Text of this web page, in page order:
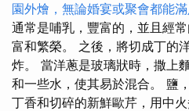
園外燴，無論婚宴或聚會都能
通常是哺乳，豐富的，並且經
富和繁榮。 之後，將切成丁的
炸。 當洋蔥是玻璃狀時，撒上
和一些水，使其易於混合。 鹽
丁香和切碎的新鮮歐芹，用中